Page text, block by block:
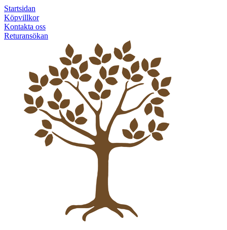
Startsidan
Köpvillkor
Kontakta oss
Returansökan